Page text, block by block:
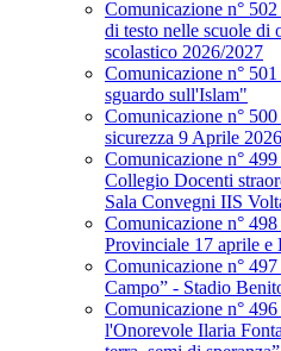
Comunicazione n°
di testo nelle scuole di
scolastico 2026/2027
Comunicazione n°
sguardo sull'Islam"
Comunicazione n°
sicurezza 9 Aprile
Comunicazione n°
Collegio Docenti
Sala Convegni IIS
Comunicazione n°
Provinciale 17 aprile e
Comunicazione n°
Campo” - Stadio
Comunicazione n°
l'Onorevole Ilaria